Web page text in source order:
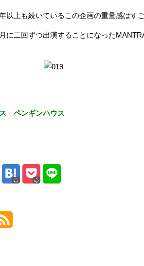
以上も続いているこの企画の重量感はす
に二回ずつ出演することになった
ペンギンハウス